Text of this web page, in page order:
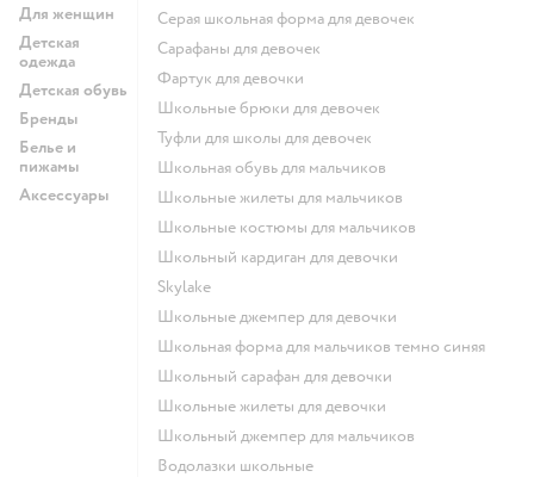
Для женщин
Детская
одежда
Детская обувь
Бренды
Белье и
пижамы
Аксессуары
Серая школьная форма для девочек
Сарафаны для девочек
Фартук для девочки
Школьные брюки для девочек
Туфли для школы для девочек
Школьная обувь для мальчиков
Школьные жилеты для мальчиков
Школьные костюмы для мальчиков
Школьный кардиган для девочки
Skylake
Школьные джемпер для девочки
Школьная форма для мальчиков темно синяя
Школьный сарафан для девочки
Школьные жилеты для девочки
Школьный джемпер для мальчиков
Водолазки школьные